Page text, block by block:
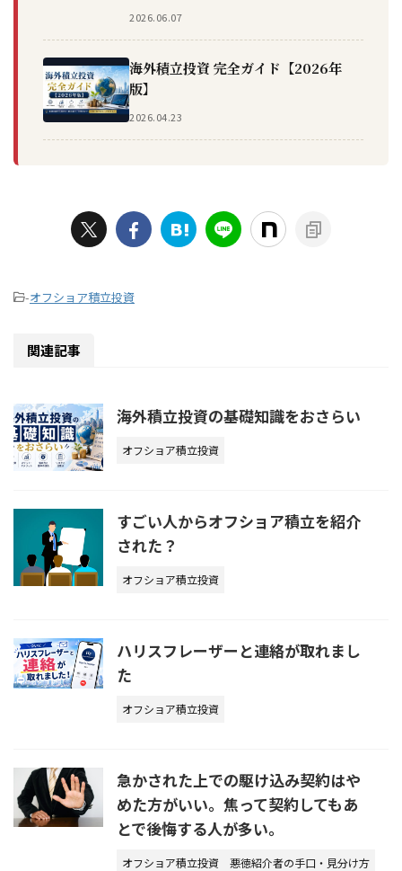
2026.06.07
海外積立投資 完全ガイド【2026年
版】
2026.04.23
-オフショア積立投資
関連記事
海外積立投資の基礎知識をおさらい
オフショア積立投資
すごい人からオフショア積立を紹介
された？
オフショア積立投資
ハリスフレーザーと連絡が取れまし
た
オフショア積立投資
急かされた上での駆け込み契約はや
めた方がいい。焦って契約してもあ
とで後悔する人が多い。
オフショア積立投資
悪徳紹介者の手口・見分け方